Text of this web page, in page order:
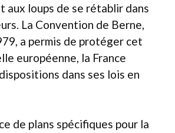
aux loups de se rétablir dans
La Convention de Berne,
a permis de protéger cet
européenne, la France
dans ses lois en
de plans spécifiques pour la